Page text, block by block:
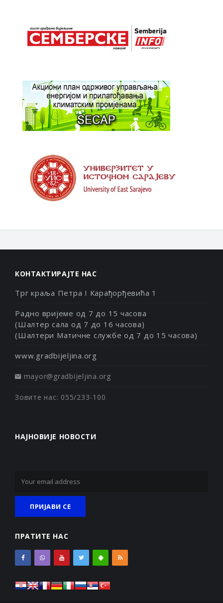
КОНТАКТИРАЈТЕ НАС
Трг краља Петра I Карађорђевића 1
Радно вријеме од 7 до 15 часова
(Шалтер сала од 7 до 16 часова)
(Шалтери Матичне службе од 7 до 15 часова)
www.gradbijeljina.org
mayor@gradbijeljina.org
Зовите нас: 055/233-100
НАЈНОВИЈЕ НОВОСТИ
ПРАТИТЕ НАС